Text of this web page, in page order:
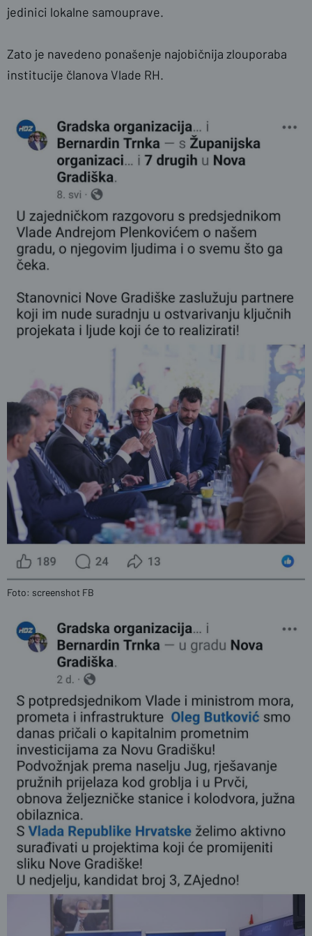
jedinici lokalne samouprave.
Zato je navedeno ponašenje najobičnija zlouporaba
institucije članova Vlade RH.
Foto: screenshot FB